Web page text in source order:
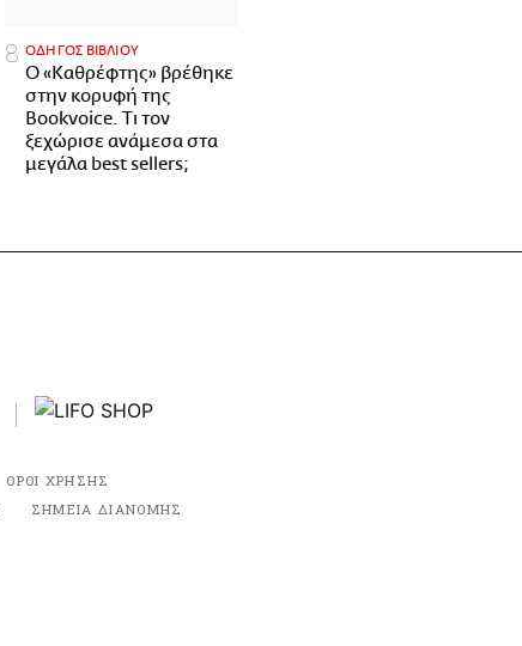
ΟΔΗΓΟΣ ΒΙΒΛΙΟΥ
Ο «Καθρέφτης» βρέθηκε
στην κορυφή της
Bookvoice. Τι τον
ξεχώρισε ανάμεσα στα
μεγάλα best sellers;
ΟΡΟΙ ΧΡΗΣΗΣ
ΣΗΜΕΙΑ ΔΙΑΝΟΜΗΣ